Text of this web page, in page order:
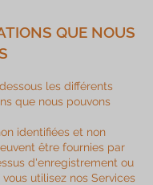
QUE NOUS
les différents
que nous pouvons
identifiées et non
être fournies par
d'enregistrement ou
utilisez nos Services